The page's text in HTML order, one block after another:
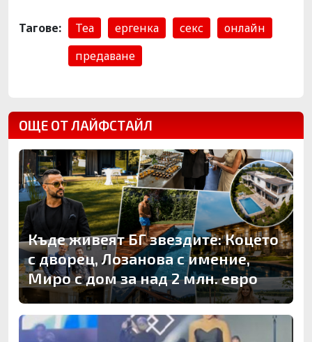
Тагове: Теа ергенка секс
онлайн
предаване
ОЩЕ ОТ ЛАЙФСТАЙЛ
Къде живеят БГ звездите: Коцето
с дворец, Лозанова с имение,
Миро с дом за над 2 млн. евро